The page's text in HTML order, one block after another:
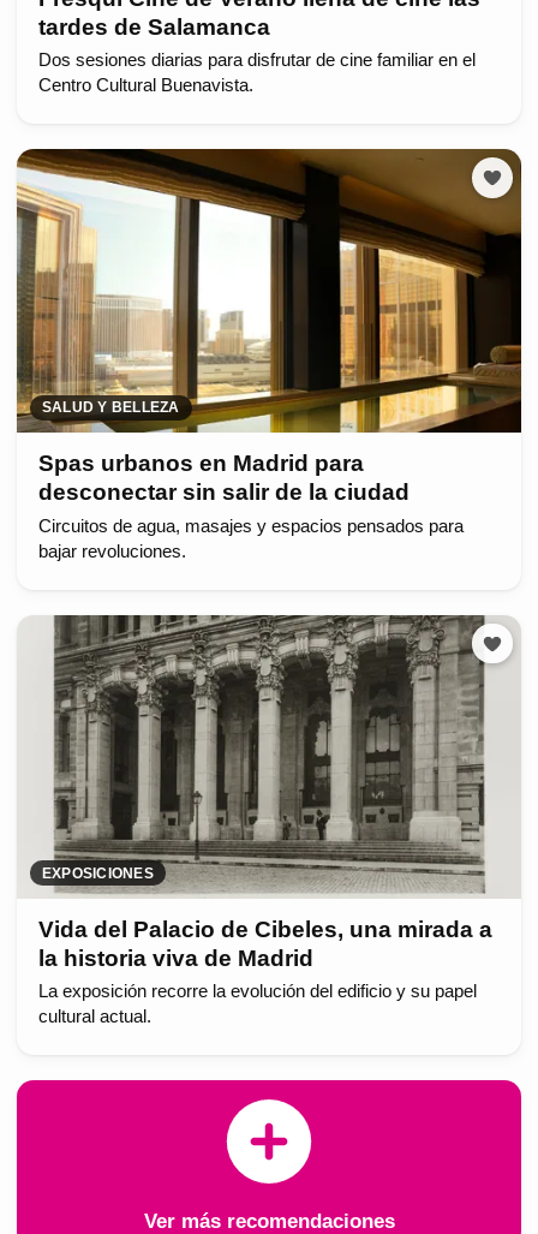
tardes de Salamanca
Dos sesiones diarias para disfrutar de cine familiar en el
Centro Cultural Buenavista.
SALUD Y BELLEZA
Spas urbanos en Madrid para
desconectar sin salir de la ciudad
Circuitos de agua, masajes y espacios pensados para
bajar revoluciones.
EXPOSICIONES
Vida del Palacio de Cibeles, una mirada a
la historia viva de Madrid
La exposición recorre la evolución del edificio y su papel
cultural actual.
Ver más recomendaciones